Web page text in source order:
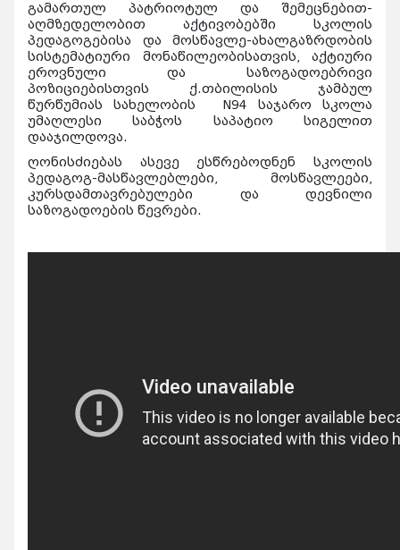
გამართულ პატრიოტულ და შემეცნებით-
აღმზედელობით აქტივობებში სკოლის
პედაგოგებისა და მოსწავლე-ახალგაზრდობის
სისტემატიური მონაწილეობისათვის, აქტიური
ეროვნული და საზოგადოებრივი
პოზიციებისთვის ქ.თბილისის ჯამბულ
წურწუმიას სახელობის N94 საჯარო სკოლა
უმაღლესი საბჭოს საპატიო სიგელით
დააჯილდოვა.
ღონისძიებას ასევე ესწრებოდნენ სკოლის
პედაგოგ-მასწავლებლები, მოსწავლეები,
კურსდამთავრებულები და დევნილი
საზოგადოების წევრები.